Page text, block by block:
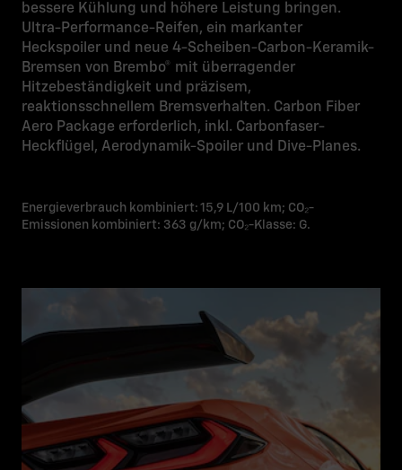
bessere Kühlung und höhere Leistung bringen.
Ultra-Performance-Reifen, ein markanter
Heckspoiler und neue 4-Scheiben-Carbon-Keramik-
Bremsen von Brembo® mit überragender
Hitzebeständigkeit und präzisem,
reaktionsschnellem Bremsverhalten. Carbon Fiber
Aero Package erforderlich, inkl. Carbonfaser-
Heckflügel, Aerodynamik-Spoiler und Dive-Planes.
Energieverbrauch kombiniert: 15,9 L/100 km; CO₂-
Emissionen kombiniert: 363 g/km; CO₂-Klasse: G.